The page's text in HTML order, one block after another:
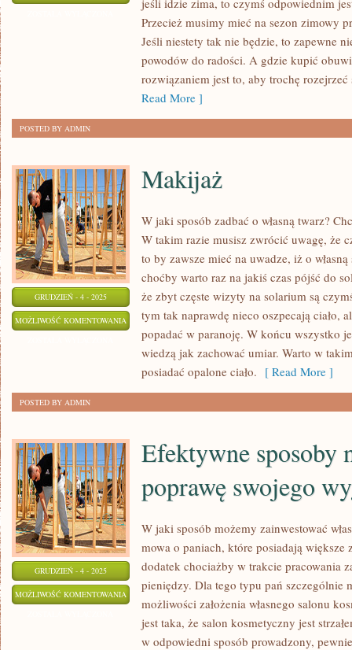
ZROBIĆ,
jeśli idzie zima, to czymś odpowiednim
Przecież musimy mieć na sezon zimowy
Jeśli niestety tak nie będzie, to zapewne
powodów do radości. A gdzie kupić
rozwiązaniem jest to, aby trochę
Read More ]
POSTED BY ADMIN
GRUDZIEŃ - 4 - 2025
MOŻLIWOŚĆ KOMENTOWANIA MAKIJAŻ
Makijaż
W jaki sposób zadbać o własną twarz?
W takim razie musisz zwrócić uwagę, że
to by zawsze mieć na uwadze, iż o
choćby warto raz na jakiś czas pójść do
że zbyt częste wizyty na solarium są
tym tak naprawdę nieco oszpecają ciało,
popadać w paranoję. W końcu wszystko
wiedzą jak zachować umiar. Warto w
posiadać opalone ciało. [ Read More ]
POSTED BY ADMIN
GRUDZIEŃ - 4 - 2025
MOŻLIWOŚĆ KOMENTOWANIA EFEKTYWNE
Efektywne sposoby
poprawę swojego
W jaki sposób możemy zainwestować
mowa o paniach, które posiadają większe
dodatek chociażby w trakcie pracowania
pieniędzy. Dla tego typu pań szczególnie
możliwości założenia własnego salonu
jest taka, że salon kosmetyczny jest
w odpowiedni sposób prowadzony,